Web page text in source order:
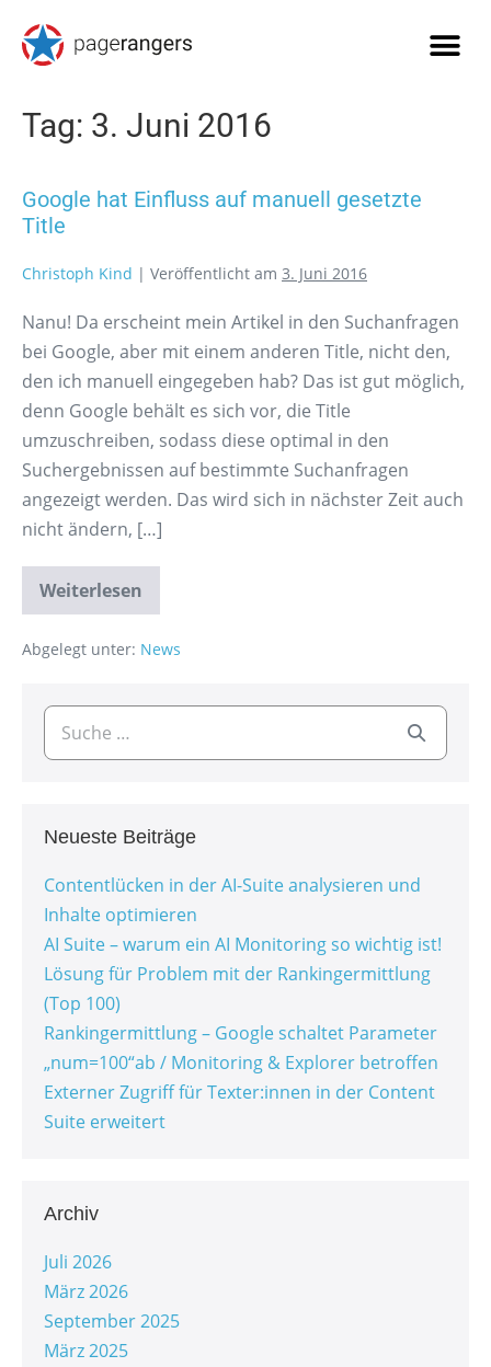
Tag: 3. Juni 2016
Google hat Einfluss auf manuell gesetzte
Title
Christoph Kind | Veröffentlicht am 3. Juni 2016
Nanu! Da erscheint mein Artikel in den Suchanfragen
bei Google, aber mit einem anderen Title, nicht den,
den ich manuell eingegeben hab? Das ist gut möglich,
denn Google behält es sich vor, die Title
umzuschreiben, sodass diese optimal in den
Suchergebnissen auf bestimmte Suchanfragen
angezeigt werden. Das wird sich in nächster Zeit auch
nicht ändern, […]
Weiterlesen
Abgelegt unter: News
Neueste Beiträge
Contentlücken in der AI-Suite analysieren und
Inhalte optimieren
AI Suite – warum ein AI Monitoring so wichtig ist!
Lösung für Problem mit der Rankingermittlung
(Top 100)
Rankingermittlung – Google schaltet Parameter
„num=100“ab / Monitoring & Explorer betroffen
Externer Zugriff für Texter:innen in der Content
Suite erweitert
Archiv
Juli 2026
März 2026
September 2025
März 2025